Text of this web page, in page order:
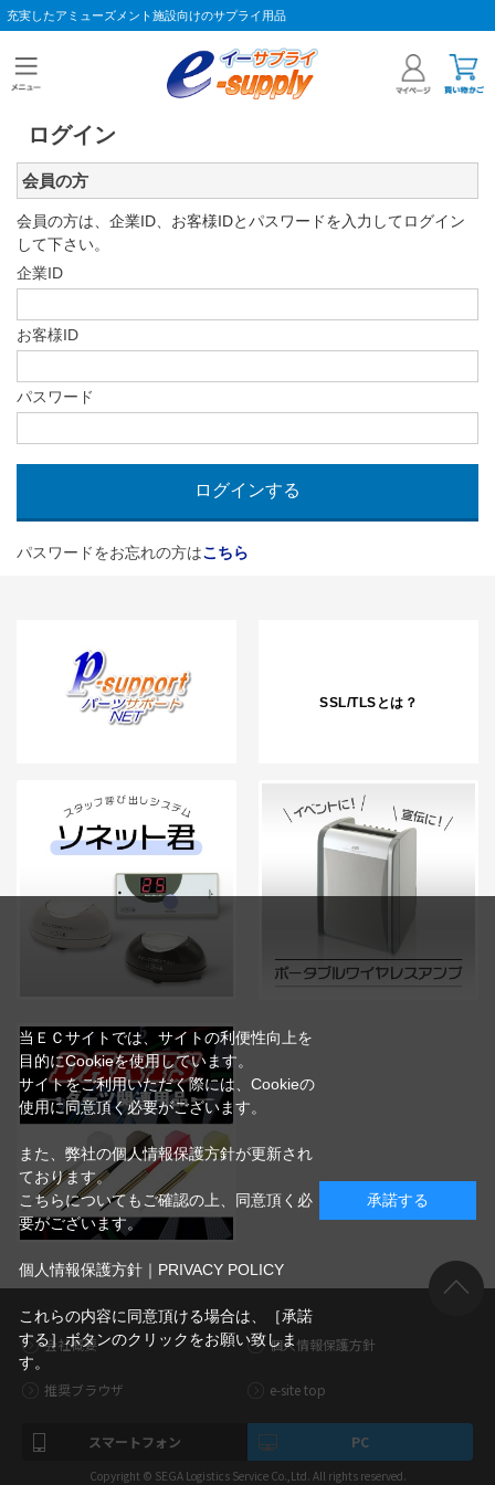
充実したアミューズメント施設向けのサプライ用品
ログイン
会員の方
会員の方は、企業ID、お客様IDとパスワードを入力してログイン
して下さい。
企業ID
お客様ID
パスワード
パスワードをお忘れの方はこちら
SSL/TLSとは？
会社概要 個人情報保護方針
推奨ブラウザ e-site top
スマートフォン PC
Copyright © SEGA Logistics Service Co.,Ltd. All rights reserved.
当ＥＣサイトでは、サイトの利便性向上を
目的にCookieを使用しています。
サイトをご利用いただく際には、Cookieの
使用に同意頂く必要がございます。
また、弊社の個人情報保護方針が更新され
ております。
こちらについてもご確認の上、同意頂く必
要がございます。
個人情報保護方針｜PRIVACY POLICY
これらの内容に同意頂ける場合は、［承諾
する］ボタンのクリックをお願い致しま
す。
承諾する